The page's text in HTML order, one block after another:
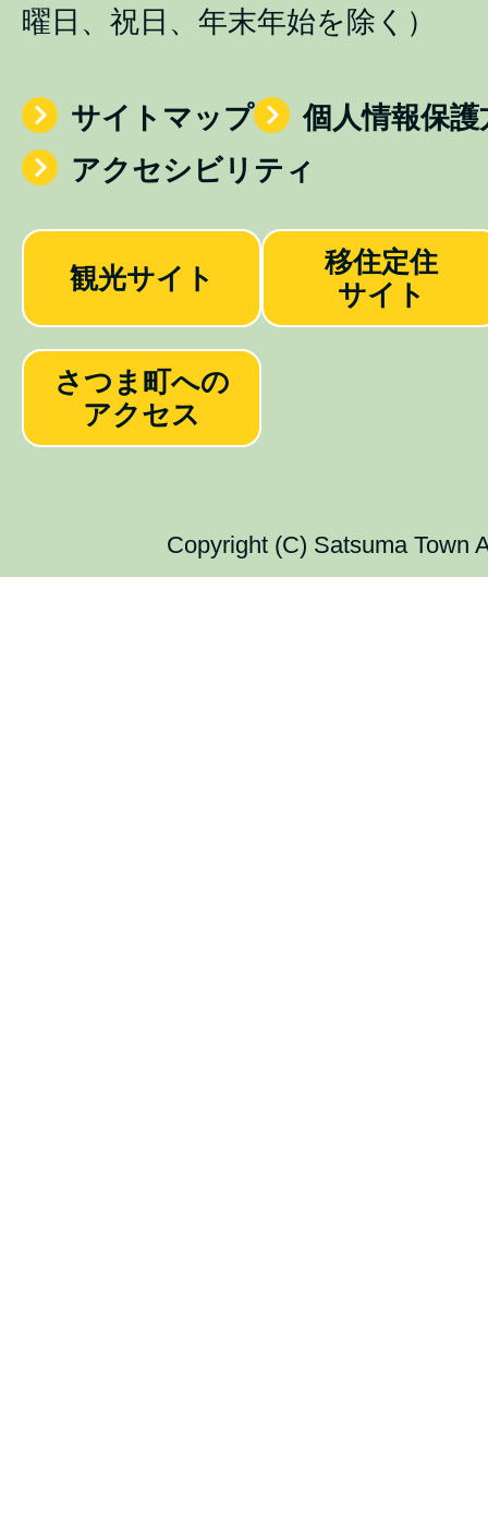
曜日、祝日、年末年始を除く）
サイトマップ
個人情報保護
アクセシビリティ
観光サイト
移住定住
サイト
さつま町への
アクセス
Copyright (C) Satsuma Town